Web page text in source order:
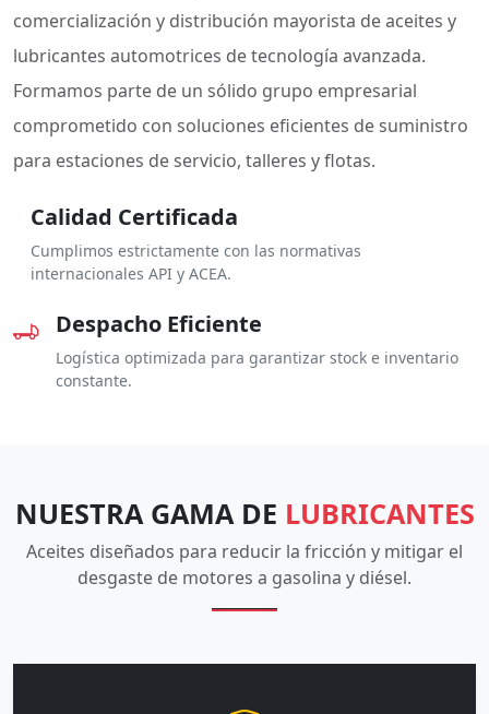
comercialización y distribución mayorista de aceites y
lubricantes automotrices de tecnología avanzada.
Formamos parte de un sólido grupo empresarial
comprometido con soluciones eficientes de suministro
para estaciones de servicio, talleres y flotas.
Calidad Certificada
Cumplimos estrictamente con las normativas
internacionales API y ACEA.
Despacho Eficiente
Logística optimizada para garantizar stock e inventario
constante.
NUESTRA GAMA DE LUBRICANTES
Aceites diseñados para reducir la fricción y mitigar el
desgaste de motores a gasolina y diésel.